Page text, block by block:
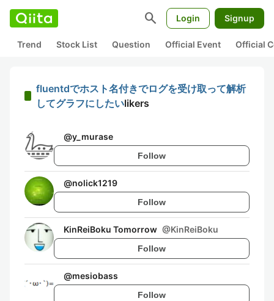
search Login Signup
Trend Stock List Question Official Event Official
fluentdでホスト名付きでログを受け取って解析
してグラフにしたいlikers
@y_murase
Follow
@nolick1219
Follow
KinReiBoku Tomorrow @KinReiBoku
Follow
@mesiobass
Follow